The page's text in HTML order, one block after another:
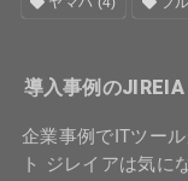
導入事例のJIREIA
企業事例でITツー
ト ジレイアは気に